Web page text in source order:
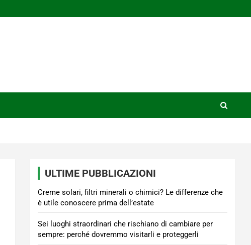
ULTIME PUBBLICAZIONI
Creme solari, filtri minerali o chimici? Le differenze che
è utile conoscere prima dell’estate
Sei luoghi straordinari che rischiano di cambiare per
sempre: perché dovremmo visitarli e proteggerli